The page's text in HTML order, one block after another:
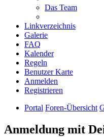
Das Team
Linkverzeichnis
Galerie
FAQ
Kalender
Regeln
Benutzer Karte
Anmelden
Registrieren
Portal Foren-Übersicht
Anmeldung mit